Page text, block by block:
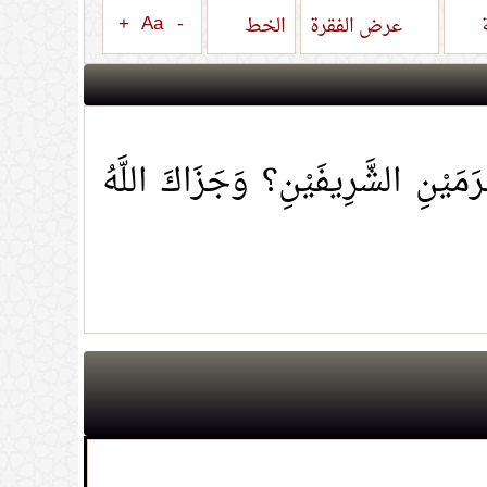
عرض الفقرة الخط -
Aa
+
الشَّرِيفَيْنِ؟ وَجَزَاكَ اللَّهُ
والزواج ونحو ذلك
( عدد المشاهدات80196 )